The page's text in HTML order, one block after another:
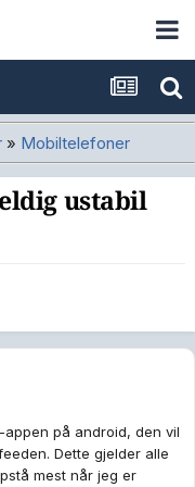
» Mobiltelefoner
ustabil
på android, den vil
Dette gjelder alle
mest når jeg er